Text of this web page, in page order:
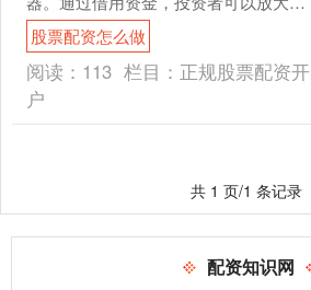
资规模股票配资怎么做，从而获得更高
的潜在收益。 杠杆的放大....
股票配资怎么做
阅读： 113 栏目： 正规股票配资开
户
共 1 页/1 条记录
配资知识网